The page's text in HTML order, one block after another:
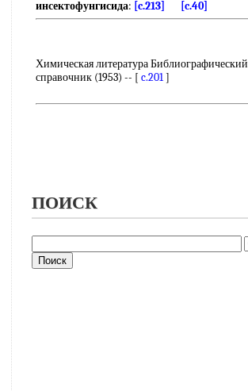
инсектофунгисида: [c.213] [c.40]
Химическая литература Библиографический
справочник (1953) -- [ c.201]
ПОИСК